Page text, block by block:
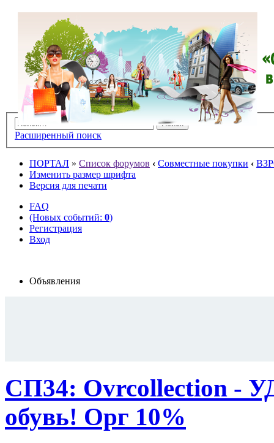
Расширенный поиск
ПОРТАЛ » Список форумов ‹ Совместные покупки ‹
Изменить размер шрифта
Версия для печати
FAQ
(Новых событий: 0)
Регистрация
Вход
Объявления
СП34: Ovrcollection
обувь! Орг 10%